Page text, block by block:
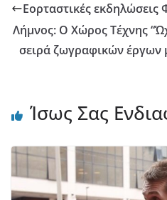
Εορταστικές εκδηλώσεις
Λήμνος: Ο Χώρος Τέχνης
σειρά ζωγραφικών έργων
Ίσως Σας